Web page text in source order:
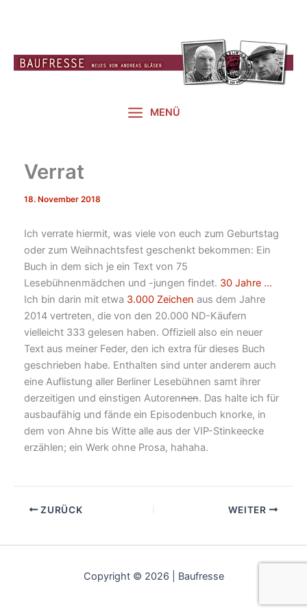
MENÜ
Verrat
18. November 2018
Ich verrate hiermit, was viele von euch zum Geburtstag
oder zum Weihnachtsfest geschenkt bekommen: Ein
Buch in dem sich je ein Text von 75
Lesebühnenmädchen und -jungen findet. 30 Jahre …
Ich bin darin mit etwa 3.000 Zeichen aus dem Jahre
2014 vertreten, die von den 20.000 ND-Käufern
vielleicht 333 gelesen haben. Offiziell also ein neuer
Text aus meiner Feder, den ich extra für dieses Buch
geschrieben habe. Enthalten sind unter anderem auch
eine Auflistung aller Berliner Lesebühnen samt ihrer
derzeitigen und einstigen Autorennen. Das halte ich für
ausbaufähig und fände ein Episodenbuch knorke, in
dem von Ahne bis Witte alle aus der VIP-Stinkeecke
erzählen; ein Werk ohne Prosa, hahaha.
ZURÜCK WEITER
Copyright © 2026 | Baufresse